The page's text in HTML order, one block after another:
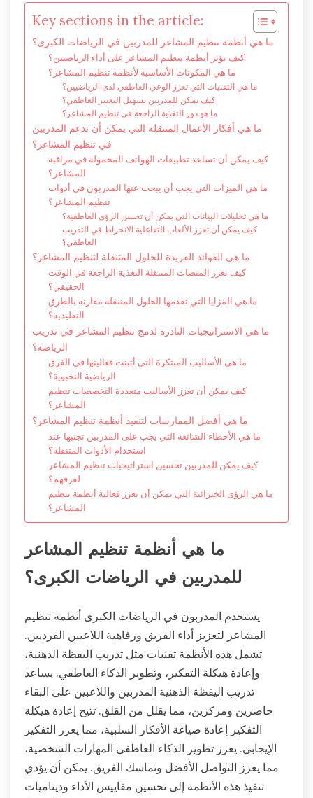
Key sections in the article:
ما هي أنظمة تنظيم المشاعر للمدربين في الرياضات الكبرى؟
كيف تؤثر أنظمة تنظيم المشاعر على أداء الرياضيين؟
ما هي المكونات الأساسية لأنظمة تنظيم المشاعر؟
ما هي التقنيات التي تعزز الوعي العاطفي لدى الرياضيين؟
كيف يمكن للمدربين تسهيل التعبير العاطفي؟
ما هو دور التغذية الراجعة في تنظيم المشاعر؟
ما هي أفكار الأعمال المتنقلة التي يمكن أن تدعم المدربين
في تنظيم المشاعر؟
كيف يمكن أن تساعد تطبيقات الهواتف المحمولة في مراقبة
المشاعر؟
ما هي الميزات التي يجب أن يبحث عنها المدربون في أدوات
تنظيم المشاعر؟
ما هي تحليلات البيانات التي يمكن أن تحسن الرؤى العاطفية؟
كيف يمكن أن تعزز الألعاب التفاعلية الانخراط في التدريب
العاطفي؟
ما هي الفوائد الفريدة للحلول المتنقلة لتنظيم المشاعر؟
كيف تعزز المنصات المتنقلة التغذية الراجعة في الوقت
الحقيقي؟
ما هي المزايا التي تقدمها الحلول المتنقلة مقارنة بالطرق
التقليدية؟
ما هي الاستراتيجيات النادرة لدمج تنظيم المشاعر في تدريب
الرياضة؟
ما هي الأساليب المبتكرة التي أثبتت فعاليتها في الفرق
الرياضية النخبوية؟
كيف يمكن أن تعزز الأساليب متعددة التخصصات تنظيم
المشاعر؟
ما هي أفضل الممارسات لتنفيذ أنظمة تنظيم المشاعر؟
ما هي الأخطاء الشائعة التي يجب على المدربين تجنبها عند
استخدام الأدوات المتنقلة؟
كيف يمكن للمدربين تحسين استراتيجيات تنظيم المشاعر
لفرقهم؟
ما هي الرؤى الخبرائية التي يمكن أن تعزز فعالية أنظمة تنظيم
المشاعر؟
ما هي أنظمة تنظيم المشاعر
للمدربين في الرياضات الكبرى؟
يستخدم المدربون في الرياضات الكبرى أنظمة تنظيم
المشاعر لتعزيز أداء الفريق ورفاهية اللاعبين الفرديين.
تشمل هذه الأنظمة تقنيات مثل تدريب اليقظة الذهنية،
وإعادة هيكلة التفكير، وتطوير الذكاء العاطفي. يساعد
تدريب اليقظة الذهنية المدربين واللاعبين على البقاء
حاضرين ومركزين، مما يقلل من القلق. تتيح إعادة هيكلة
التفكير إعادة صياغة الأفكار السلبية، مما يعزز التفكير
الإيجابي. يعزز تطوير الذكاء العاطفي المهارات الشخصية،
مما يعزز التواصل الأفضل وتماسك الفريق. يمكن أن يؤدي
تنفيذ هذه الأنظمة إلى تحسين مقاييس الأداء وديناميات